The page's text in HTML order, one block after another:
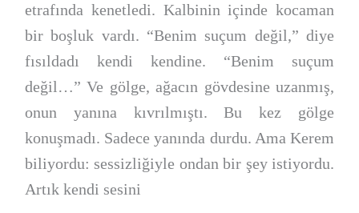
etrafında kenetledi. Kalbinin içinde kocaman
bir boşluk vardı. “Benim suçum değil,” diye
fısıldadı kendi kendine. “Benim suçum
değil…” Ve gölge, ağacın gövdesine uzanmış,
onun yanına kıvrılmıştı. Bu kez gölge
konuşmadı. Sadece yanında durdu. Ama Kerem
biliyordu: sessizliğiyle ondan bir şey istiyordu.
Artık kendi sesini